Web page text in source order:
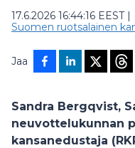
17.6.2026 16:44:16 EEST|
Suomen ruotsalainen
Jaa
Sandra Bergqvist,
neuvottelukunnan
kansanedustaja